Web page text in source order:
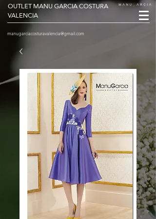
OUTLET MANU GARCIA COSTURA
VALENCIA
manugarciacosturavalencia@gmail.com